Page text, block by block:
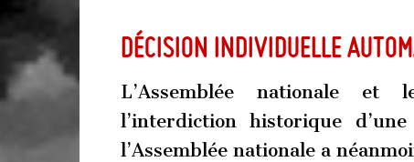
Décision individuelle
L’Assemblée nationale
l’interdiction historique
l’Assemblée nationale a